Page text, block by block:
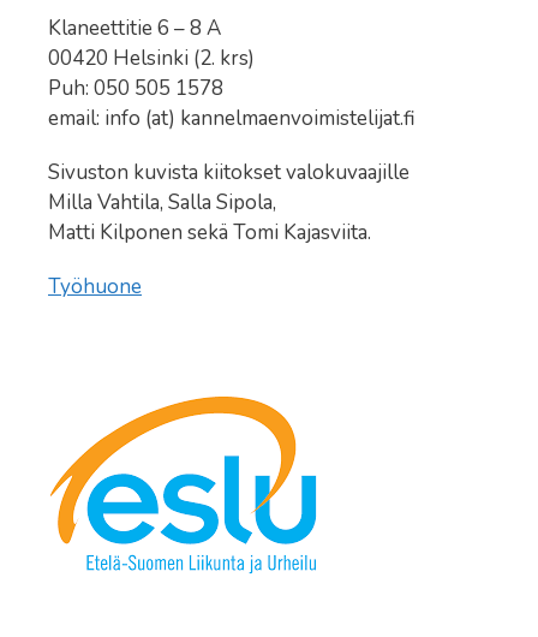
Klaneettitie 6 – 8 A
00420 Helsinki (2. krs)
Puh: 050 505 1578
email: info (at) kannelmaenvoimistelijat.fi
Sivuston kuvista kiitokset valokuvaajille
Milla Vahtila, Salla Sipola,
Matti Kilponen sekä Tomi Kajasviita.
Työhuone